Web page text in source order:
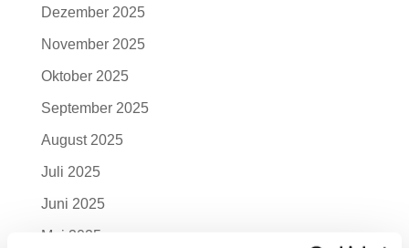
Dezember 2025
November 2025
Oktober 2025
September 2025
August 2025
Juli 2025
Juni 2025
Mai 2025